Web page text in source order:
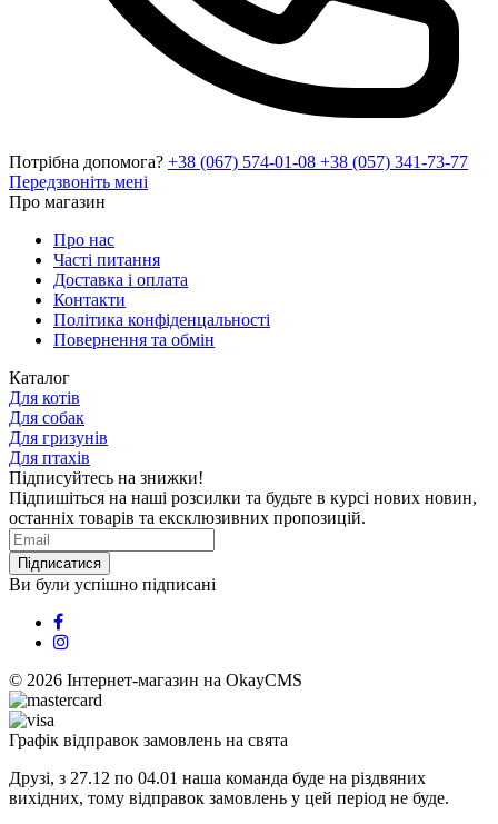
Потрібна допомога? +38 (067) 574-01-08 +38 (057) 341-73-77
Передзвоніть мені
Про магазин
Про нас
Часті питання
Доставка і оплата
Контакти
Політика конфіденцальності
Повернення та обмін
Каталог
Для котів
Для собак
Для гризунів
Для птахів
Підписуйтесь на знижки!
Підпишіться на наші розсилки та будьте в курсі нових новин,
останніх товарів та ексклюзивних пропозицій.
Підписатися
Ви були успішно підписані
© 2026 Інтернет-магазин на OkayCMS
Графік відправок замовлень на свята
Друзі, з 27.12 по 04.01 наша команда буде на різдвяних
вихідних, тому відправок замовлень у цей період не буде.